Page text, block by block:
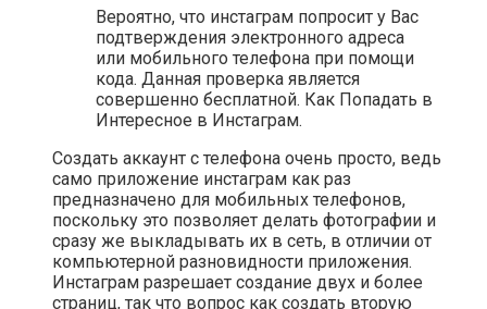
Вероятно, что инстаграм попросит у Вас
подтверждения электронного адреса
или мобильного телефона при помощи
кода. Данная проверка является
совершенно бесплатной. Как Попадать в
Интересное в Инстаграм.
Создать аккаунт с телефона очень просто, ведь
само приложение инстаграм как раз
предназначено для мобильных телефонов,
поскольку это позволяет делать фотографии и
сразу же выкладывать их в сеть, в отличии от
компьютерной разновидности приложения.
Инстаграм разрешает создание двух и более
страниц, так что вопрос как создать вторую